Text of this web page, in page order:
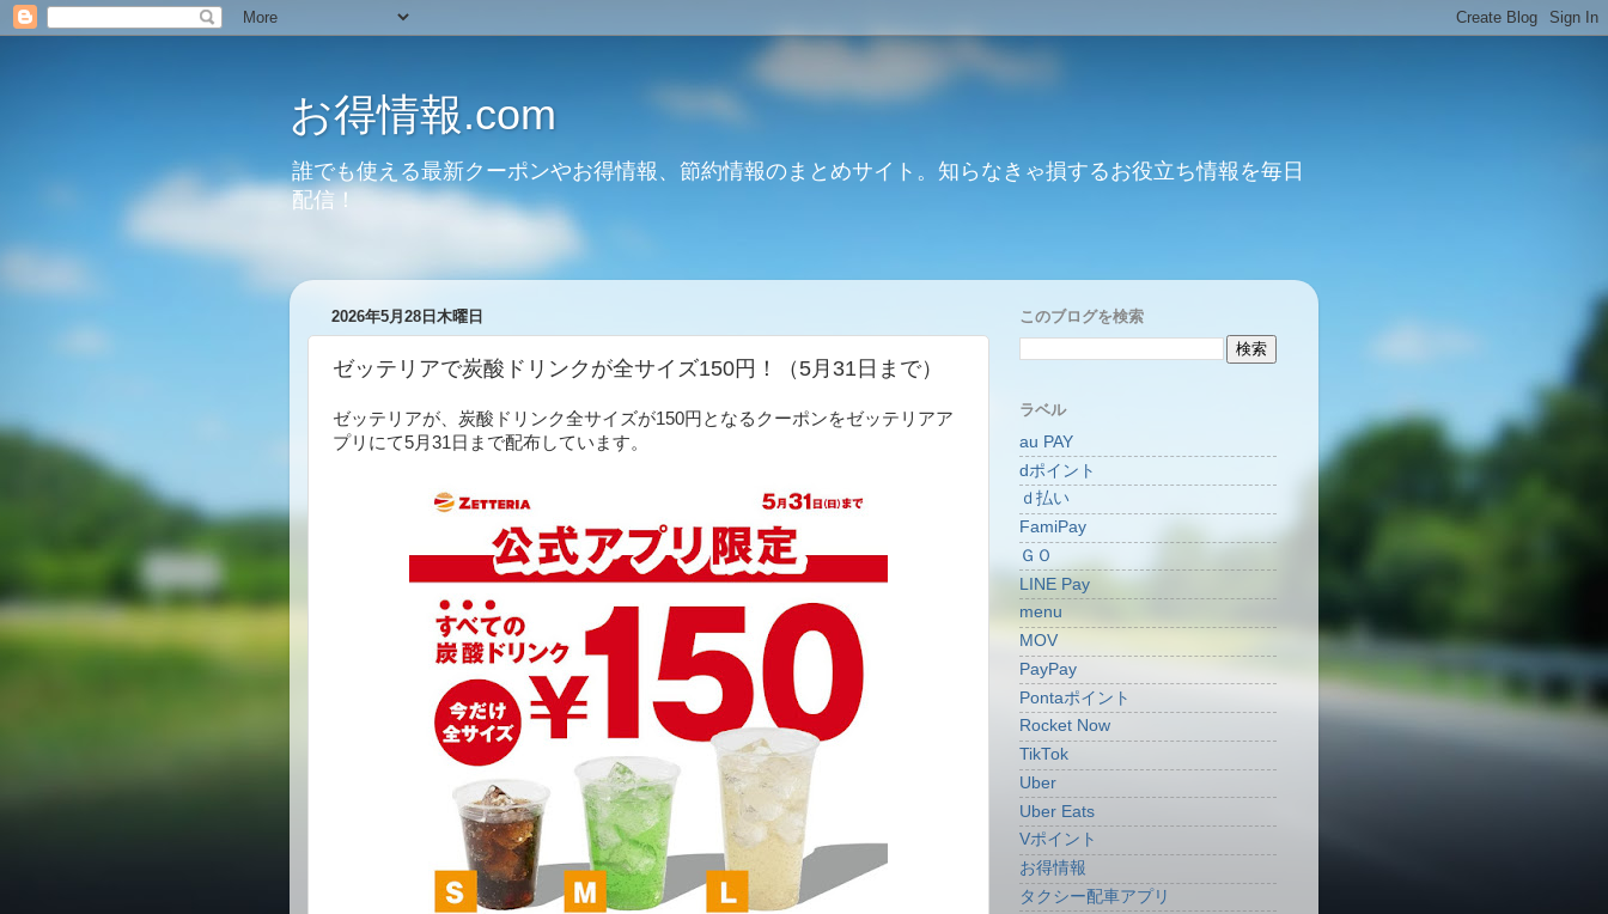
お得情報.com
誰でも使える最新クーポンやお得情報、節約情報のまとめサイト。知らなきゃ損するお役立ち情報を毎日
配信！
2026年5月28日木曜日
ゼッテリアで炭酸ドリンクが全サイズ150円！（5月31日まで）
ゼッテリアが、炭酸ドリンク全サイズが150円となるクーポンをゼッテリアア
プリにて5月31日まで配布しています。
このブログを検索
ラベル
au PAY
dポイント
ｄ払い
FamiPay
ＧＯ
LINE Pay
menu
MOV
PayPay
Pontaポイント
Rocket Now
TikTok
Uber
Uber Eats
Vポイント
お得情報
タクシー配車アプリ